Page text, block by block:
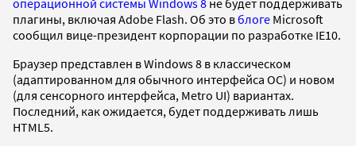
плагины, включая Adobe Flash. Об это вблоге Microsoft
сообщил вице-президент корпорации по разработке IE10.
Браузер представлен в Windows 8 в классическом
(адаптированном для обычного интерфейса ОС) и новом
(для сенсорного интерфейса, Metro UI) вариантах.
Последний, как ожидается, будет поддерживать лишь
HTML5.